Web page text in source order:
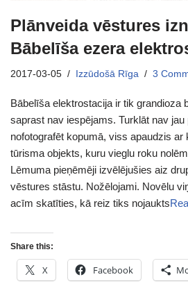
Plānveida vēstures
Bābelīša ezera
2017-03-05 Izzūdošā Rīga 3
Bābelīša elektrostacija ir tik grandioza
saprast nav iespējams. Turklāt nav
nofotografēt kopumā, viss apaudzis ar
tūrisma objekts, kuru vieglu roku
Lēmuma pieņēmēji izvēlējušies aiz
vēstures stāstu. Nožēlojami. Novēlu
acīm skatīties, kā reiz tiks nojaukts
Share this:
X Facebook